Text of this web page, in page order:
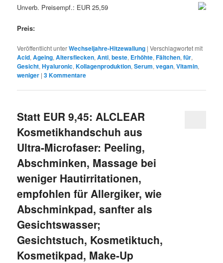
Unverb. Preisempf.: EUR 25,59
Preis:
Veröffentlicht unterWechseljahre-Hitzewallung |Verschlagwortet mit
Acid,Ageing,Altersflecken,Anti,beste, Erhöhte,Fältchen,für,
Gesicht,Hyaluronic,Kollagenproduktion,Serum,vegan,Vitamin,
weniger |3Kommentare
Statt EUR 9,45: ALCLEAR
Kosmetikhandschuh aus
Ultra-Microfaser: Peeling,
Abschminken, Massage bei
weniger Hautirritationen,
empfohlen für Allergiker, wie
Abschminkpad, sanfter als
Gesichtswasser;
Gesichtstuch, Kosmetiktuch,
Kosmetikpad, Make-Up